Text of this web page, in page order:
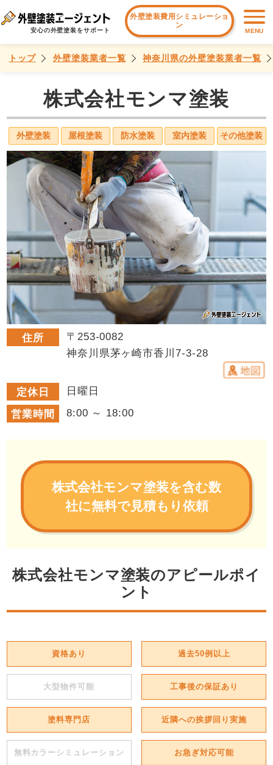
安心の外壁塗装をサポート
外壁塗装費用シミュレーショ
ン
MENU
トップ 外壁塗装業者一覧 神奈川県の外壁塗装業者一覧
株式会社モンマ塗装
外壁塗装 屋根塗装 防水塗装 室内塗装 その他塗装
住所
〒253-0082
神奈川県茅ヶ崎市香川7-3-28
定休日
日曜日
営業時間
8:00 ～ 18:00
株式会社モンマ塗装を含む数
社に無料で見積もり依頼
株式会社モンマ塗装のアピールポイ
ント
資格あり 過去50例以上
大型物件可能 工事後の保証あり
塗料専門店 近隣への挨拶回り実施
無料カラーシミュレーション お急ぎ対応可能